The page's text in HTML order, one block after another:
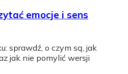
emocje i sens
sprawdź, o czym są, jak
jak nie pomylić wersji